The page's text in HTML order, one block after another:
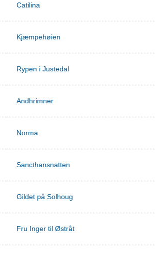
Catilina
Kjæmpehøien
Rypen i Justedal
Andhrimner
Norma
Sancthansnatten
Gildet på Solhoug
Fru Inger til Østråt